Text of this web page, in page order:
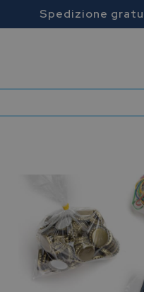
Spedizione